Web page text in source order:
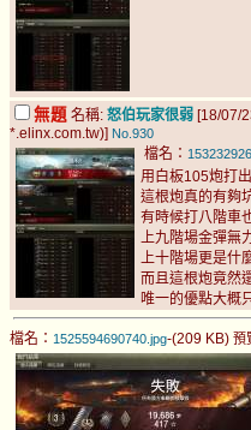
無題 名稱: 怒伯玩家很弱 [18/07/
*.elinx.com.tw)] No.930
檔名：
用白板105炮打
這根炮真的有夠
有時候打八階車
上九階場金彈無
上十階場更是什
而且這根炮竟然
唯一的優點大概
檔名： 1525594690740.jpg-(209 KB) 預